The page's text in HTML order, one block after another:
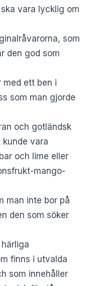
vara lycklig om
som
den god som
med ett ben i
som man gjorde
och gotländsk
vara
och lime eller
mango-
man inte bor på
den som söker
finns i utvalda
som innehåller